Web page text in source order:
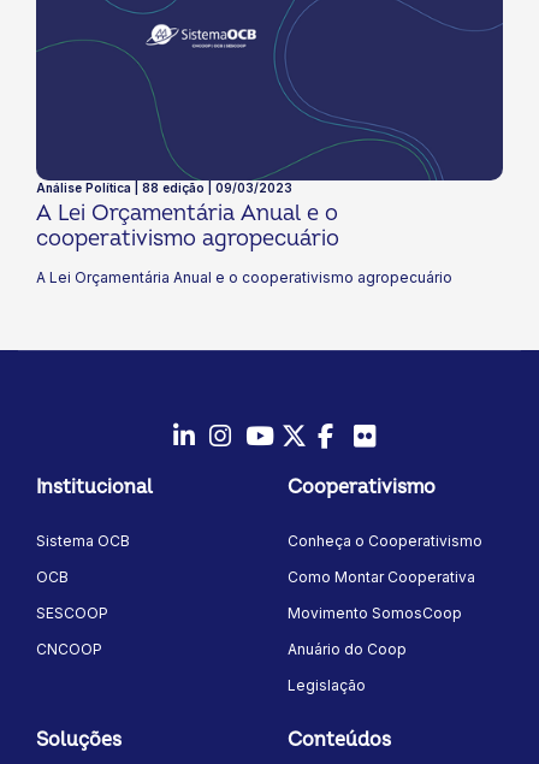
Análise Política | 88 edição | 09/03/2023
A Lei Orçamentária Anual e o
cooperativismo agropecuário
A Lei Orçamentária Anual e o cooperativismo agropecuário
Instagram
YoutubeTwitter/X
Facebook
Institucional
Sistema OCB
OCB
SESCOOP
CNCOOP
Cooperativismo
Conheça o Cooperativismo
Como Montar Cooperativa
Movimento SomosCoop
Anuário do Coop
Legislação
Soluções Conteúdos